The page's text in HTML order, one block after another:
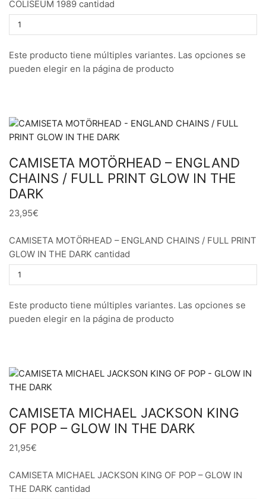
COLISEUM 1989 cantidad
Este producto tiene múltiples variantes. Las opciones se
pueden elegir en la página de producto
CAMISETA MOTÖRHEAD – ENGLAND
CHAINS / FULL PRINT GLOW IN THE
DARK
23,95€
CAMISETA MOTÖRHEAD – ENGLAND CHAINS / FULL PRINT
GLOW IN THE DARK cantidad
Este producto tiene múltiples variantes. Las opciones se
pueden elegir en la página de producto
CAMISETA MICHAEL JACKSON KING
OF POP – GLOW IN THE DARK
21,95€
CAMISETA MICHAEL JACKSON KING OF POP – GLOW IN
THE DARK cantidad